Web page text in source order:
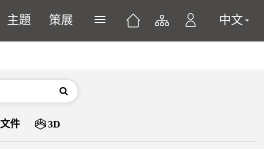
主題 策展 展開或關閉主選單 中文
搜尋
文件 3D